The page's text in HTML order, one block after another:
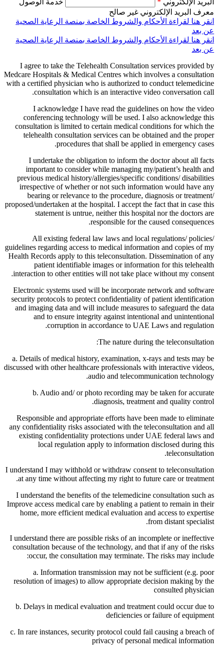
معرف البريد الإلكتروني غير صالح
انقر هنا لقراءة الأحكام والشروط الخاصة بمنصة الرعاية الصحية
عن بعد
انقر هنا لقراءة الأحكام والشروط الخاصة بمنصة الرعاية الصحية
عن بعد
I agree to take the Telehealth Consultation services provided by
Medcare Hospitals & Medical Centres which involves a consultation
with a certified physician who is authorized to conduct telemedicine
consultation which is an interactive video conversation call.
I acknowledge I have read the guidelines on how the video
conferencing technology will be used. I also acknowledge this
consultation is limited to certain medical conditions for which the
telehealth consultation services can be obtained and the proper
procedures that shall be applied in emergency cases.
I undertake the obligation to inform the doctor about all facts
important to consider while managing my/patient’s health and
previous medical history/allergies/specific conditions/ disabilities
irrespective of whether or not such information would have any
bearing or relevance to the procedure, diagnosis or treatment/
proposed/undertaken at the hospital. I accept the fact that in case this
statement is untrue, neither this hospital nor the doctors are
responsible for the caused consequences.
All existing federal law laws and local regulations/ policies/
guidelines regarding access to medical information and copies of my
Health Records apply to this teleconsultation. Dissemination of any
patient identifiable images or information for this telehealth
interaction to other entities will not take place without my consent.
Electronic systems used will be incorporate network and software
security protocols to protect confidentiality of patient identification
and imaging data and will include measures to safeguard the data
and to ensure integrity against intentional and unintentional
corruption in accordance to UAE Laws and regulation.
The nature during the teleconsultation:
a. Details of medical history, examination, x-rays and tests may be
discussed with other healthcare professionals with interactive videos,
audio and telecommunication technology.
b. Audio and/ or photo recording may be taken for accurate
diagnosis, treatment and quality control.
Responsible and appropriate efforts have been made to eliminate
any confidentiality risks associated with the teleconsultation and all
existing confidentiality protections under UAE federal laws and
local regulation apply to information disclosed during this
teleconsultation.
I understand I may withhold or withdraw consent to teleconsultation
at any time without affecting my right to future care or treatment.
I understand the benefits of the telemedicine consultation such as
Improve access medical care by enabling a patient to remain in their
home, more efficient medical evaluation and access to expertise
from distant specialist.
I understand there are possible risks of an incomplete or ineffective
consultation because of the technology, and that if any of the risks
occur, the consultation may terminate. The risks may include:
a. Information transmission may not be sufficient (e.g. poor
resolution of images) to allow appropriate decision making by the
consulted physician
b. Delays in medical evaluation and treatment could occur due to
deficiencies or failure of equipment
c. In rare instances, security protocol could fail causing a breach of
privacy of personal medical information